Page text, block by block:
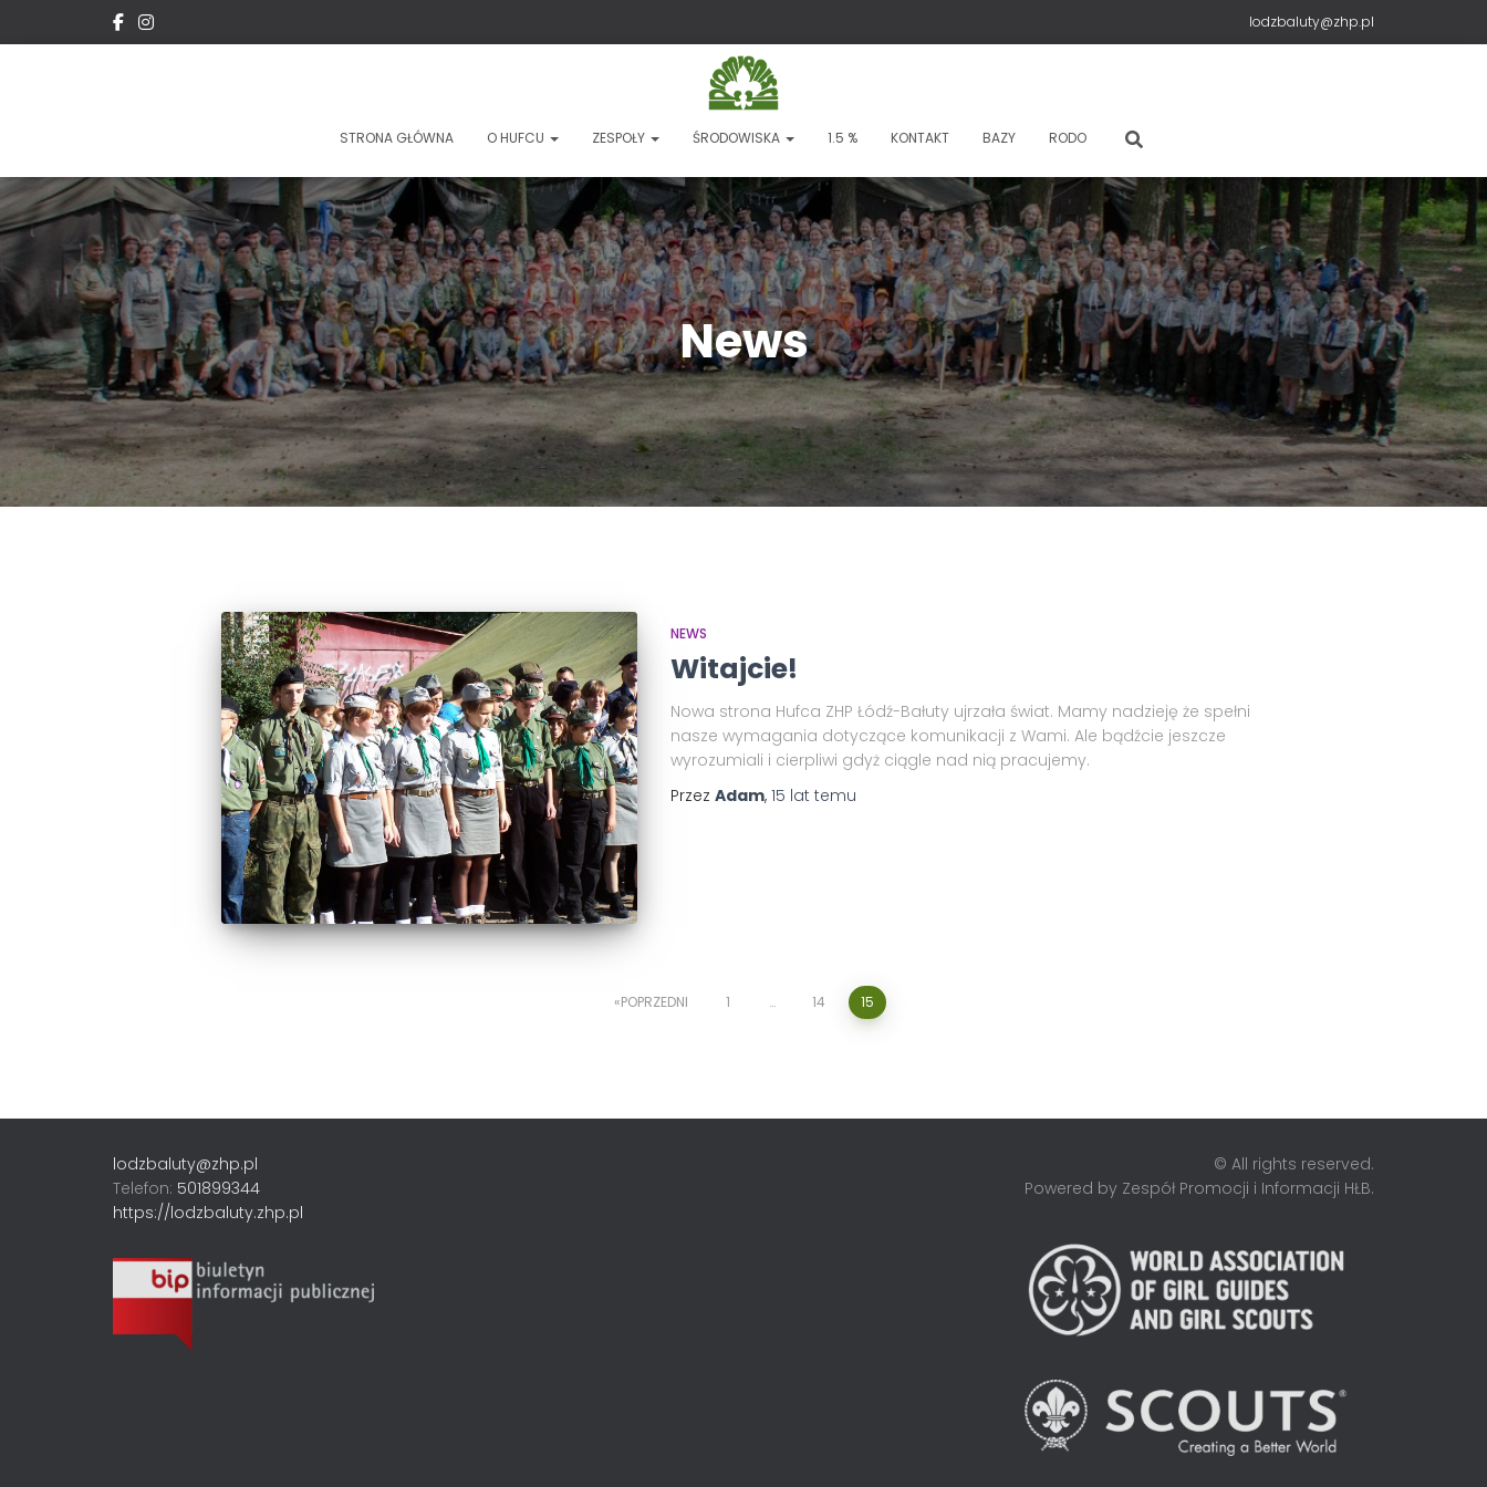
lodzbaluty@zhp.pl
STRONA GŁÓWNA O HUFCU ZESPOŁY ŚRODOWISKA 1.5 % KONTAKT BAZY RODO
News
NEWS
Witajcie!
Nowa strona Hufca ZHP Łódź-Bałuty ujrzała świat. Mamy nadzieję że spełni
nasze wymagania dotyczące komunikacji z Wami. Ale bądźcie jeszcze
wyrozumiali i cierpliwi gdyż ciągle nad nią pracujemy.
Przez Adam, 15 lat temu
wpisach
POPRZEDNI 1 … 14 15
lodzbaluty@zhp.pl
Telefon: 501899344
https://lodzbaluty.zhp.pl
© All rights reserved.
Powered by Zespół Promocji i Informacji HŁB.